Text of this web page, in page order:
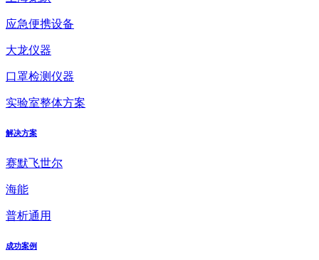
应急便携设备
大龙仪器
口罩检测仪器
实验室整体方案
解决方案
赛默飞世尔
海能
普析通用
成功案例